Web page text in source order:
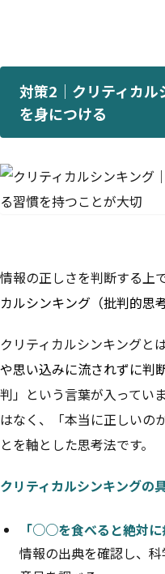
対策2｜クリティカル
を身につける
情報の正しさを判断する上
カルシンキング（批判的思考
クリティカルシンキングとは
や思い込みに流されずに判
判」という言葉が入ってい
はなく、「本当に正しいの
とを軸とした思考法です。
クリティカルシンキングの
「○○を食べると絶対
情報の出典を確認し、